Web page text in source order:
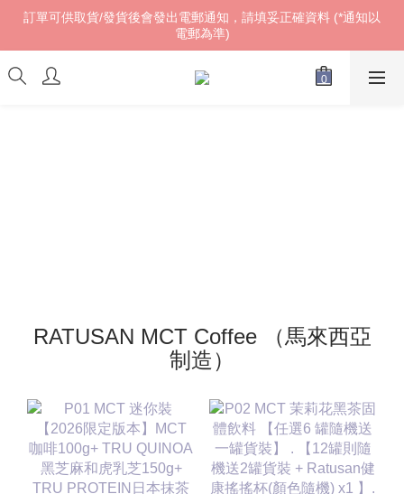
訂單可供取貨/發貨後會發出電郵通知，請填妥正確資料 (*通知以
電郵為準)
訂單可供取貨/發貨後會發出電郵通知，請填妥正確資料 (*通知以
電郵為準)
𝓌ℯ𝓁𝒸ℴ𝓂ℯ!
RATUSAN MCT Coffee （馬來西亞
制造）